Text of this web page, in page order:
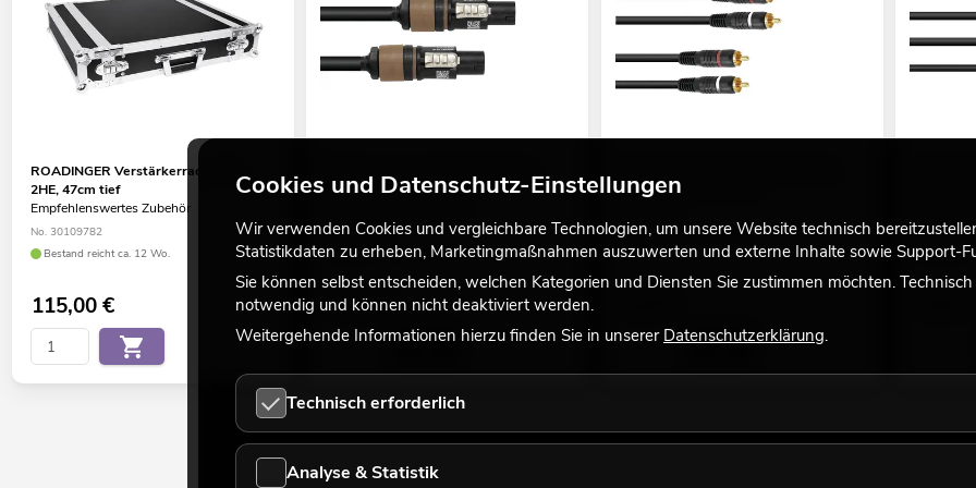
ROADINGER Verstärkerrack PR-1,
2HE, 47cm tief
Empfehlenswertes Zubehör
No. 30109782
Bestand reicht ca. 12 Wo.
115,00€
2x2,5 1,5m sw
No. 3022790K
Bestand reicht ca. 12 Wo.
20,90€
viele Versionen erhältlich
Bestand reicht ca. 12 Wo.
No.
Bestand
Cookies und Datenschutz-Einstellungen
Wir verwenden Cookies und vergleichbare Technologien, um unsere Website technisch
Statistikdaten zu erheben, Marketingmaßnahmen auszuwerten und externe Inhalte sowie Support-
Sie können selbst entscheiden, welchen Kategorien und Diensten Sie zustimmen möchten.
notwendig und können nicht deaktiviert werden.
Weitergehende Informationen hierzu finden Sie in unserer Datenschutzerklärung.
Technisch erforderlich
Analyse & Statistik